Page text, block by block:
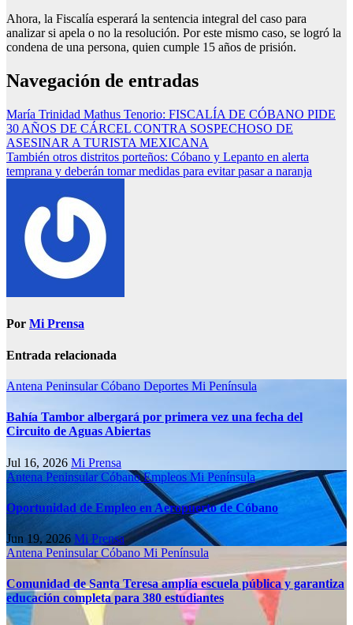
Ahora, la Fiscalía esperará la sentencia integral del caso para
analizar si apela o no la resolución. Por este mismo caso, se logró la
condena de una persona, quien cumple 15 años de prisión.
Navegación de entradas
María Trinidad Mathus Tenorio: FISCALÍA DE CÓBANO PIDE
30 AÑOS DE CÁRCEL CONTRA SOSPECHOSO DE
ASESINAR A TURISTA MEXICANA
También otros distritos porteños: Cóbano y Lepanto en alerta
temprana y deberán tomar medidas para evitar pasar a naranja
Por Mi Prensa
Entrada relacionada
Antena PeninsularCóbano Deportes Mi Península
Bahía Tambor albergará por primera vez una fecha del
Circuito de Aguas Abiertas
Jul 16, 2026 Mi Prensa
Antena PeninsularCóbanoEmpleos Mi Península
Oportunidad de Empleo en Aeropuerto de Cóbano
Jun 19, 2026 Mi Prensa
Antena PeninsularCóbano Mi Península
Comunidad de Santa Teresa amplía escuela pública y garantiza
educación completa para 380 estudiantes